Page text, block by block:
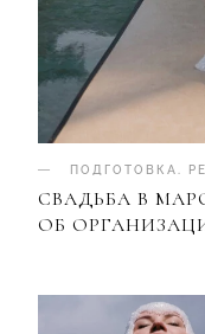
ПОДГОТОВКА
СВАДЬБА В
ОБ